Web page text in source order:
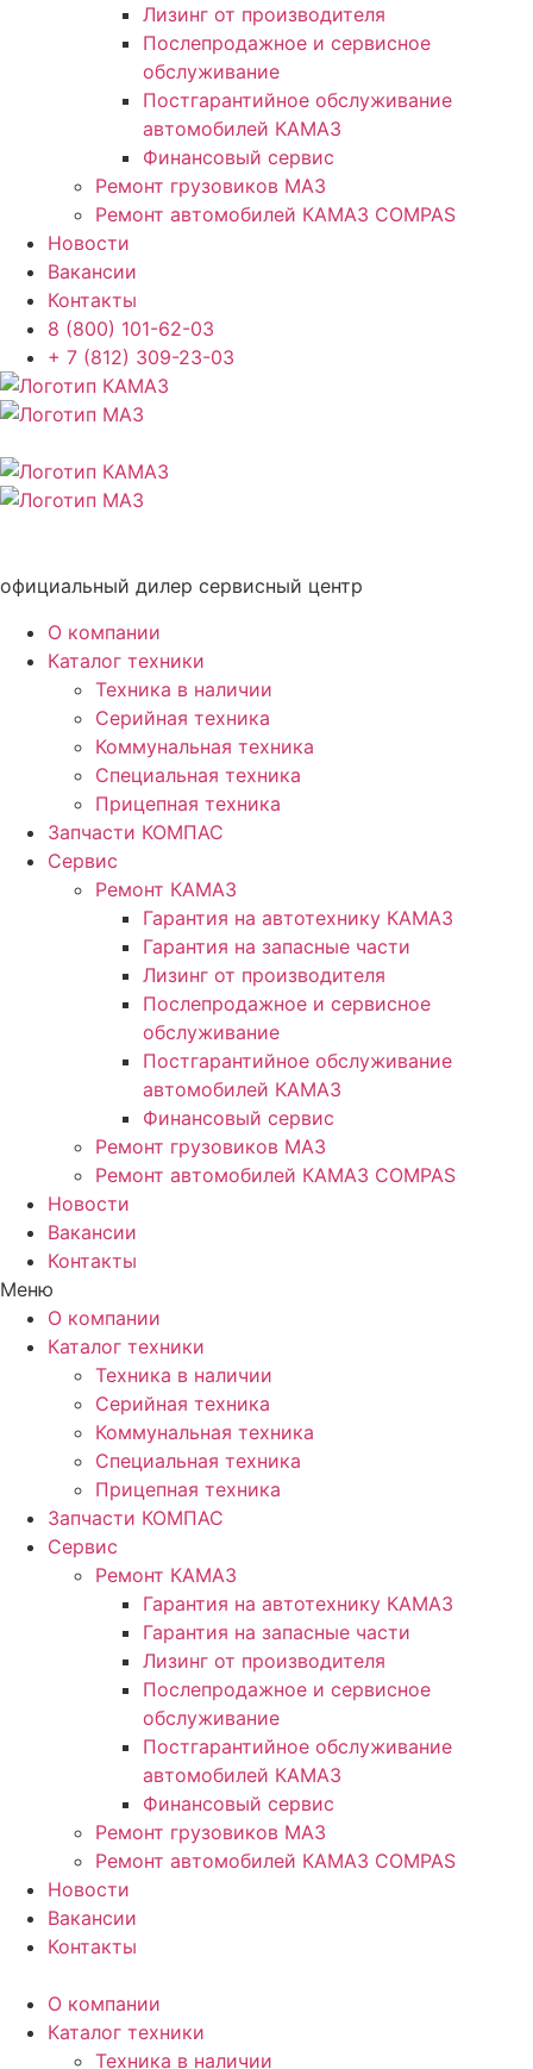
Лизинг от производителя
Послепродажное и сервисное
обслуживание
Постгарантийное обслуживание
автомобилей КАМАЗ
Финансовый сервис
Ремонт грузовиков МАЗ
Ремонт автомобилей КАМАЗ COMPAS
Новости
Вакансии
Контакты
8 (800) 101-62-03
+ 7 (812) 309-23-03
официальный дилер сервисный центр
О компании
Каталог техники
Техника в наличии
Серийная техника
Коммунальная техника
Специальная техника
Прицепная техника
Запчасти КОМПАС
Сервис
Ремонт КАМАЗ
Гарантия на автотехнику КАМАЗ
Гарантия на запасные части
Лизинг от производителя
Послепродажное и сервисное
обслуживание
Постгарантийное обслуживание
автомобилей КАМАЗ
Финансовый сервис
Ремонт грузовиков МАЗ
Ремонт автомобилей КАМАЗ COMPAS
Новости
Вакансии
Контакты
Меню
О компании
Каталог техники
Техника в наличии
Серийная техника
Коммунальная техника
Специальная техника
Прицепная техника
Запчасти КОМПАС
Сервис
Ремонт КАМАЗ
Гарантия на автотехнику КАМАЗ
Гарантия на запасные части
Лизинг от производителя
Послепродажное и сервисное
обслуживание
Постгарантийное обслуживание
автомобилей КАМАЗ
Финансовый сервис
Ремонт грузовиков МАЗ
Ремонт автомобилей КАМАЗ COMPAS
Новости
Вакансии
Контакты
О компании
Каталог техники
Техника в наличии